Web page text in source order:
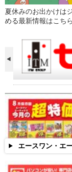
夏休みのお出かけは
める最新情報はこちら
エースワン・エーマッ